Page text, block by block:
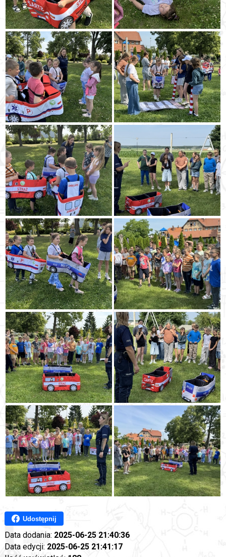
Udostępnij
Data dodania: 2025-06-25 21:40:36
Data edycji: 2025-06-25 21:41:17